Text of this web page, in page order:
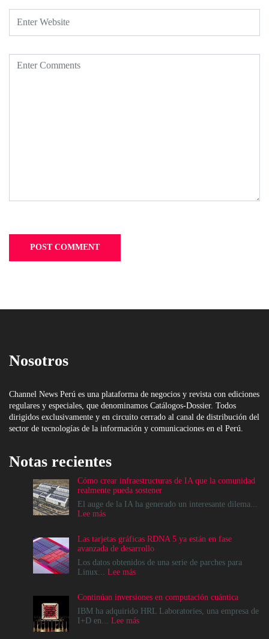
Nosotros
Channel News Perú es una plataforma de negocios y revista con ediciones
regulares y especiales, que denominamos Catálogos-Dossier. Todos
dirigidos exclusivamente y en circuito cerrado al canal de distribución del
sector de tecnologías de la información y comunicaciones en el Perú.
Notas recientes
Cómo crear infraestructuras de IA que la comunidad
realmente pueda sostener
El auge de la IA ha generado un interesante dilema...
Lee más:
infraestructuras
de
IA
que
realmente
pueda
sostener
Las tarjetas gráficas RDNA 5 ya están en fase
avanzada de desarrollo
Los datos obtenidos de una serie de parches para
Linux... Lee más:
gráficas
RDNA
5
Continúan inversiones en computación cuántica
IBM ha adquirido HRL Laboratories, una empresa de
I+D en... Lee más: